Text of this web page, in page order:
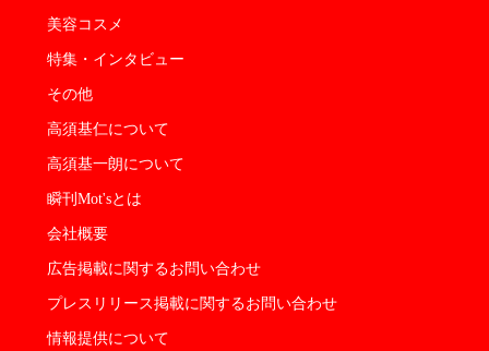
美容コスメ
特集・インタビュー
その他
高須基仁について
高須基一朗について
瞬刊Mot'sとは
会社概要
広告掲載に関するお問い合わせ
プレスリリース掲載に関するお問い合わせ
情報提供について